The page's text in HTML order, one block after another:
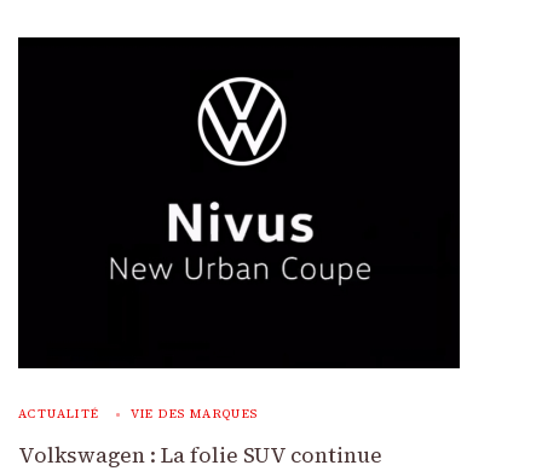
ACTUALITÉ VIE DES MARQUES
Volkswagen : La folie SUV continue